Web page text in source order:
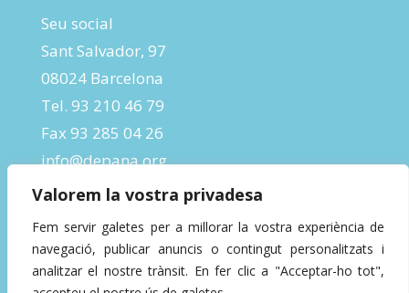
Valorem la vostra privadesa
Fem servir galetes per a millorar la vostra experiència de
navegació, publicar anuncis o contingut personalitzats i
analitzar el nostre trànsit. En fer clic a "Acceptar-ho tot",
Seu social
Sant Salvador, 97
08024 Barcelona
Tel. 93 210 46 79
Fax 93 285 04 26
info@depana.org